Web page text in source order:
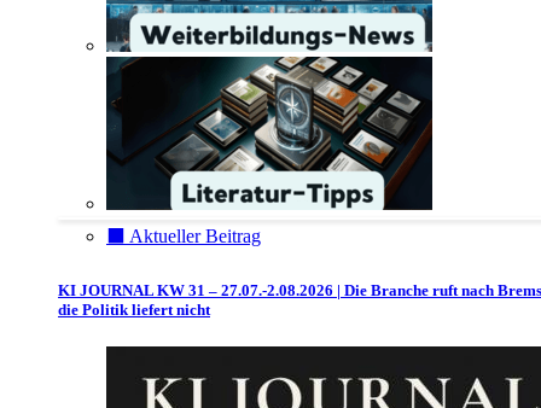
⬛️ Aktueller Beitrag
KI JOURNAL KW 31 – 27.07.-2.08.2026 | Die Branche ruft nach
die Politik liefert nicht